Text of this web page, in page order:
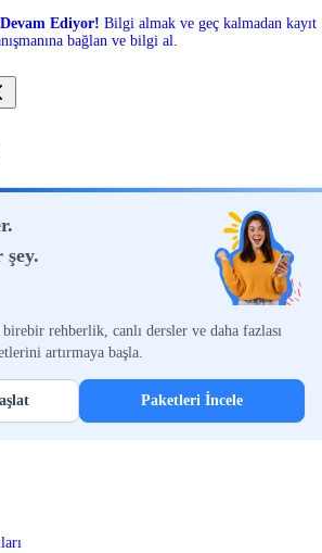
Ediyor! Bilgi almak ve geç kalmadan kayıt
bağlan ve bilgi al.
şey.
rehberlik, canlı dersler ve daha fazlası
artırmaya başla.
Paketleri İncele